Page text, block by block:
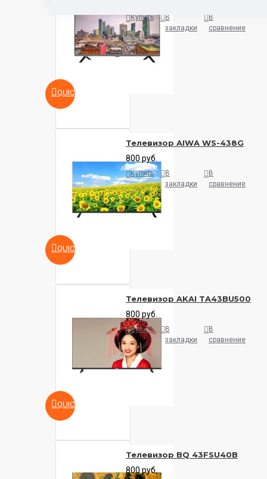
QUICKVIEW
Купить
В
закладки
В
сравнение
QUICKVIEW
Телевизор AIWA WS-438G
800 руб.
Купить
В
закладки
В
сравнение
QUICKVIEW
Телевизор AKAI TA43BU500
800 руб.
Купить
В
закладки
В
сравнение
Телевизор BQ 43FSU40B
800 руб.